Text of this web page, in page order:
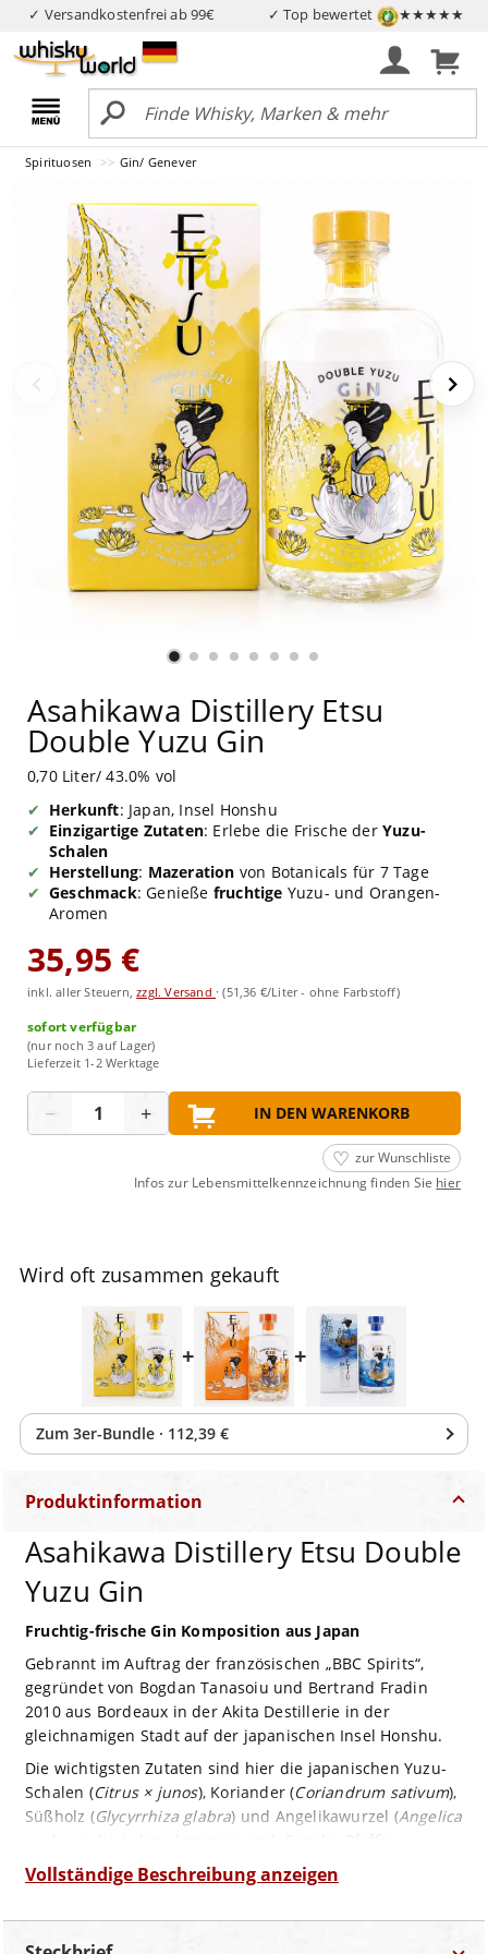
✓ Versandkostenfrei ab 99€ ✓ Top bewertet ★★★★★
Spirituosen Gin/ Genever
Asahikawa Distillery Etsu
Double Yuzu Gin
0,70 Liter/ 43.0% vol
Herkunft: Japan, Insel Honshu
Einzigartige Zutaten: Erlebe die Frische der Yuzu-
Schalen
Herstellung: Mazeration von Botanicals für 7 Tage
Geschmack: Genieße fruchtige Yuzu- und Orangen-
Aromen
35,95 €
inkl. aller Steuern,zzgl. Versand ·(51,36 €/Liter - ohne Farbstoff)
sofort verfügbar
(nur noch 3 auf Lager)
Lieferzeit 1-2 Werktage
− + IN DEN WARENKORB
zur Wunschliste
Infos zur Lebensmittelkennzeichnung finden Sie hier
Wird oft zusammen gekauft
+ +
Zum 3er-Bundle · 112,39 €
Produktinformation
Asahikawa Distillery Etsu Double
Yuzu Gin
Fruchtig-frische Gin Komposition aus Japan
Gebrannt im Auftrag der französischen „BBC Spirits“,
gegründet von Bogdan Tanasoiu und Bertrand Fradin
2010 aus Bordeaux in der Akita Destillerie in der
gleichnamigen Stadt auf der japanischen Insel Honshu.
Die wichtigsten Zutaten sind hier die japanischen Yuzu-
Schalen (Citrus × junos), Koriander (Coriandrum sativum),
Süßholz (Glycyrrhiza glabra) und Angelikawurzel (Angelica
( Zanthoxylum piperitum ) und eine geheime Mischung
verschiedener Teeblätter. DieBotanicalsmazerieren 7
Vollständige Beschreibung anzeigen